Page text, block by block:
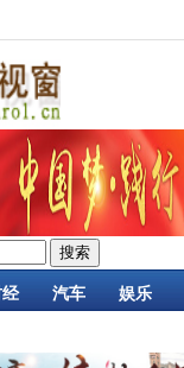
汽车 娱乐